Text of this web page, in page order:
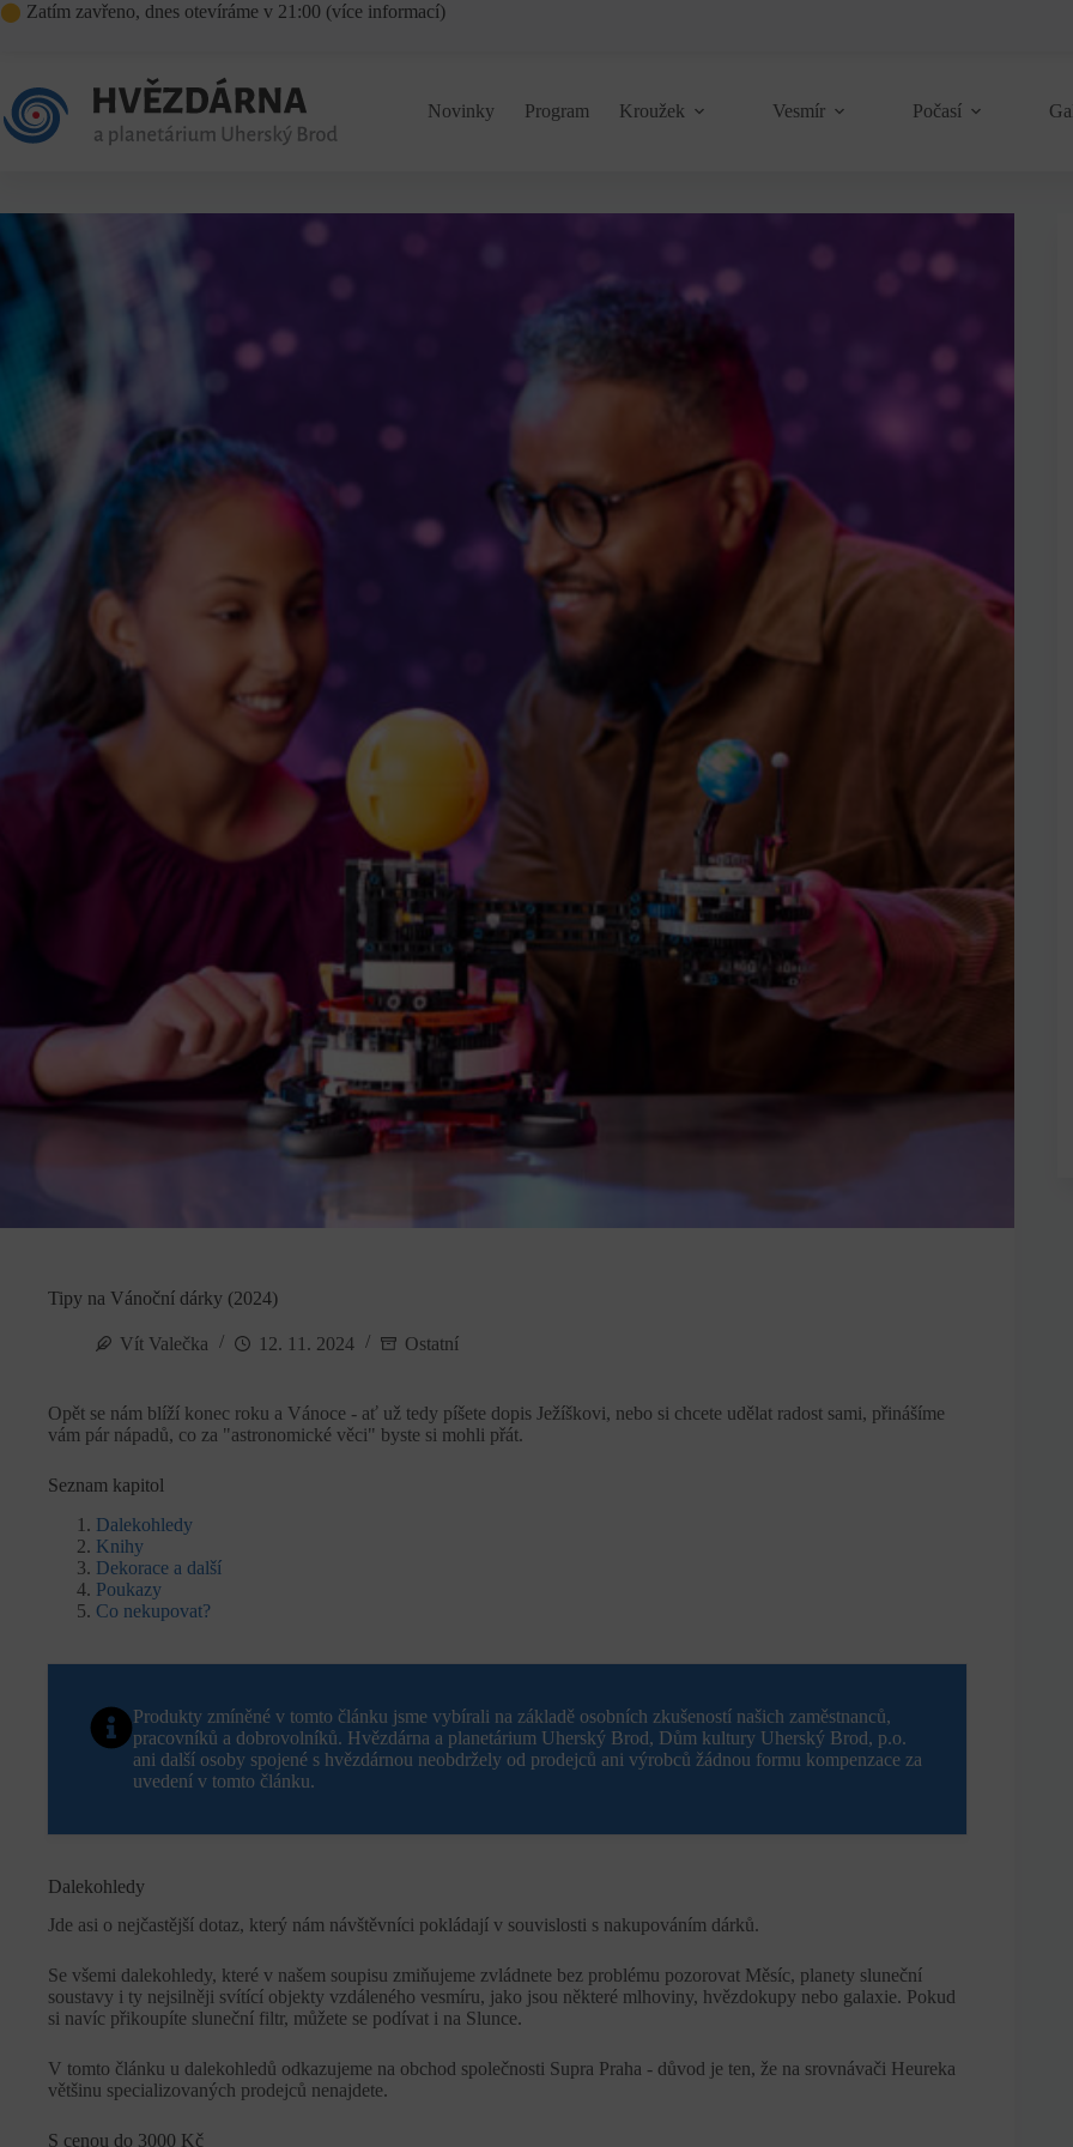
Skip
⬤ Zatím zavřeno, dnes otevíráme v 21:00 (více informací)
Novinky Program Kroužek Vesmír Počasí
Tipy na Vánoční dárky (2024)
Vít Valečka 12. 11. 2024 Ostatní
Opět se nám blíží konec roku a Vánoce - ať už tedy píšete dopis Ježíškovi, nebo si chcete udělat radost sami, přinášíme
vám pár nápadů, co za "astronomické věci" byste si mohli přát.
Seznam kapitol
Dalekohledy
Knihy
Dekorace a další
Poukazy
Co nekupovat?
Produkty zmíněné v tomto článku jsme vybírali na základě osobních zkušeností našich zaměstnanců,
pracovníků a dobrovolníků. Hvězdárna a planetárium Uherský Brod, Dům kultury Uherský Brod, p.o.
ani další osoby spojené s hvězdárnou neobdržely od prodejců ani výrobců žádnou formu kompenzace za
uvedení v tomto článku.
Dalekohledy
Jde asi o nejčastější dotaz, který nám návštěvníci pokládají v souvislosti s nakupováním dárků.
Se všemi dalekohledy, které v našem soupisu zmiňujeme zvládnete bez problému pozorovat Měsíc, planety sluneční
soustavy i ty nejsilněji svítící objekty vzdáleného vesmíru, jako jsou některé mlhoviny, hvězdokupy nebo galaxie. Pokud
si navíc přikoupíte sluneční filtr, můžete se podívat i na Slunce.
V tomto článku u dalekohledů odkazujeme na obchod společnosti Supra Praha - důvod je ten, že na srovnávači Heureka
většinu specializovaných prodejců nenajdete.
S cenou do 3000 Kč